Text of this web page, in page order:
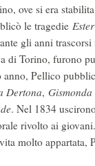
ove si era
le tragedie
gli anni
di Torino, furono
anno, Pellico
Dertona, Gismonda
. Nel 1834
rivolto ai giovani.
molto appartata,